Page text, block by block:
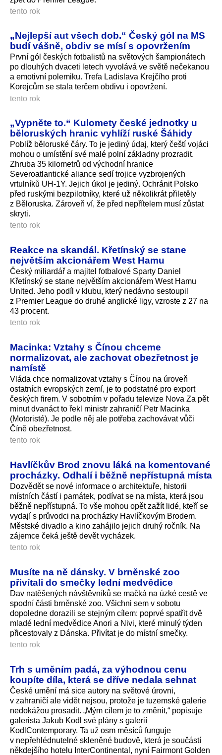
tento rok
„Nejlepší aut všech dob.“ Český gól na MS
budí vášně, obdiv se mísí s opovržením
První gól českých fotbalistů na světových šampionátech
po dlouhých dvaceti letech vyvolává ve světě nečekanou
a emotivní polemiku. Trefa Ladislava Krejčího proti
Korejcům se stala terčem obdivu i opovržení.
tento rok
„Vypněte to.“ Kulomety české jednotky u
běloruských hranic vyhlíží ruské Šáhidy
Poblíž běloruské čáry. To je jediný údaj, který čeští vojáci
mohou o umístění své malé polní základny prozradit.
Zhruba 35 kilometrů od východní hranice
Severoatlantické aliance sedí trojice vyzbrojených
vrtulníků UH-1Y. Jejich úkol je jediný. Ochránit Polsko
před ruskými bezpilotníky, které už několikrát přiletěly
z Běloruska. Zároveň ví, že před nepřítelem musí zůstat
skryti.
tento rok
Reakce na skandál. Křetínský se stane
největším akcionářem West Hamu
Český miliardář a majitel fotbalové Sparty Daniel
Křetínský se stane největším akcionářem West Hamu
United. Jeho podíl v klubu, který nedávno sestoupil
z Premier League do druhé anglické ligy, vzroste z 27 na
43 procent.
tento rok
Macinka: Vztahy s Čínou chceme
normalizovat, ale zachovat obezřetnost je
namístě
Vláda chce normalizovat vztahy s Čínou na úroveň
ostatních evropských zemí, je to podstatné pro export
českých firem. V sobotním v pořadu televize Nova Za pět
minut dvanáct to řekl ministr zahraničí Petr Macinka
(Motoristé). Je podle něj ale potřeba zachovávat vůči
Číně obezřetnost.
tento rok
Havlíčkův Brod znovu láká na komentované
procházky. Odhalí i běžně nepřístupná místa
Dozvědět se nové informace o architektuře, historii
místních částí i památek, podívat se na místa, která jsou
běžně nepřístupná. To vše mohou opět zažít lidé, kteří se
vydají s průvodci na procházky Havlíčkovým Brodem.
Městské divadlo a kino zahájilo jejich druhý ročník. Na
zájemce čeká ještě devět vycházek.
tento rok
Musíte na ně dánsky. V brněnské zoo
přivítali do smečky lední medvědice
Dav natěšených návštěvníků se mačká na úzké cestě ve
spodní části brněnské zoo. Všichni sem v sobotu
dopoledne dorazili se stejným cílem: poprvé spatřit dvě
mladé lední medvědice Anori a Nivi, které minulý týden
přicestovaly z Dánska. Přivítat je do místní smečky.
tento rok
Trh s uměním padá, za výhodnou cenu
koupíte díla, která se dříve nedala sehnat
České umění má sice autory na světové úrovni,
v zahraničí ale vidět nejsou, protože je tuzemské galerie
nedokážou prosadit. „Mým cílem je to změnit,“ popisuje
galerista Jakub Kodl své plány s galerií
KodlContemporary. Ta už osm měsíců funguje
v nepřehlédnutelné skleněné budově, která je součástí
někdejšího hotelu InterContinental, nyní Fairmont Golden